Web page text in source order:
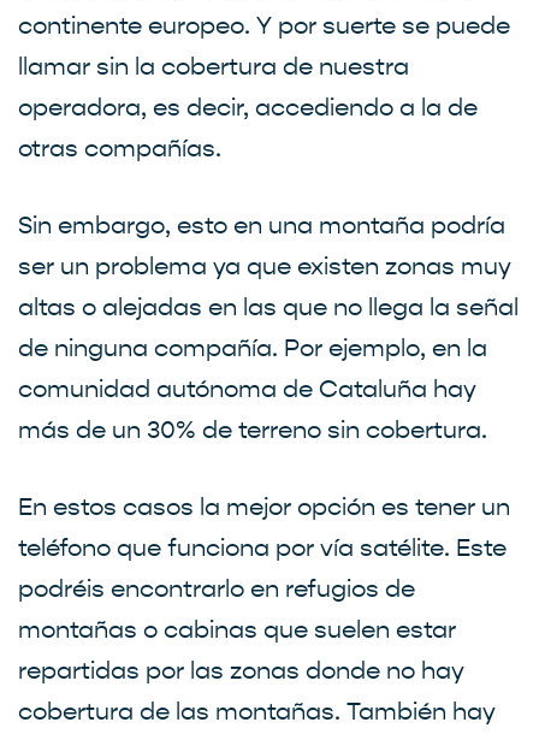
continente europeo. Y por suerte se puede
llamar sin la cobertura de nuestra
operadora, es decir, accediendo a la de
otras compañías.
Sin embargo, esto en una montaña podría
ser un problema ya que existen zonas muy
altas o alejadas en las que no llega la señal
de ninguna compañía. Por ejemplo, en la
comunidad autónoma de Cataluña hay
más de un 30% de terreno sin cobertura.
En estos casos la mejor opción es tener un
teléfono que funciona por vía satélite. Este
podréis encontrarlo en refugios de
montañas o cabinas que suelen estar
repartidas por las zonas donde no hay
cobertura de las montañas. También hay